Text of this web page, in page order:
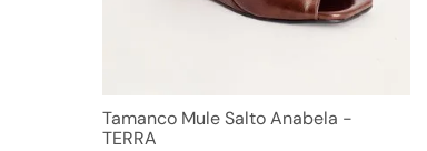
Tamanco Mule Salto Anabela -
TERRA